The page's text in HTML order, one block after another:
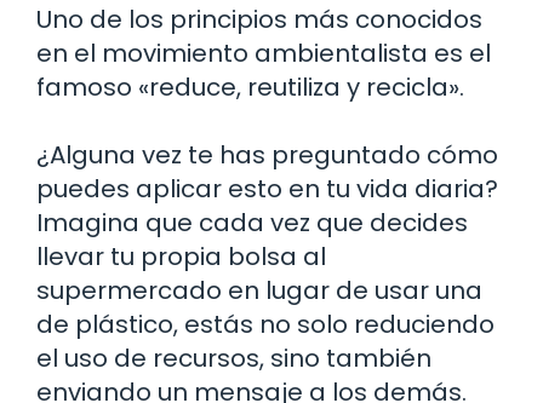
Uno de los principios más conocidos
en el movimiento ambientalista es el
famoso «reduce, reutiliza y recicla».
¿Alguna vez te has preguntado cómo
puedes aplicar esto en tu vida diaria?
Imagina que cada vez que decides
llevar tu propia bolsa al
supermercado en lugar de usar una
de plástico, estás no solo reduciendo
el uso de recursos, sino también
enviando un mensaje a los demás.